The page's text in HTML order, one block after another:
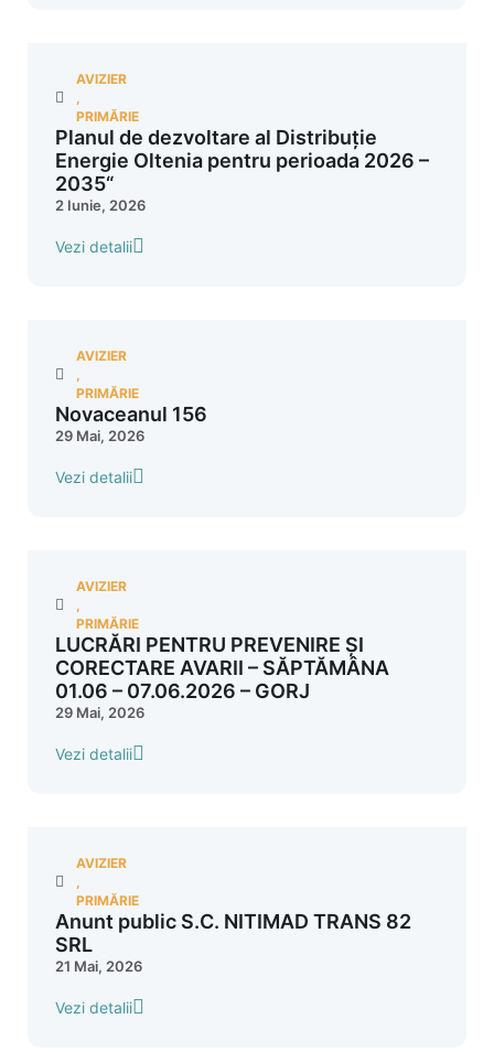
AVIZIER
,
PRIMĂRIE
Planul de dezvoltare al Distribuție
Energie Oltenia pentru perioada 2026 –
2035“
2 Iunie, 2026
Vezi detalii
AVIZIER
,
PRIMĂRIE
Novaceanul 156
29 Mai, 2026
Vezi detalii
AVIZIER
,
PRIMĂRIE
LUCRĂRI PENTRU PREVENIRE ȘI
CORECTARE AVARII – SĂPTĂMÂNA
01.06 – 07.06.2026 – GORJ
29 Mai, 2026
Vezi detalii
AVIZIER
,
PRIMĂRIE
Anunt public S.C. NITIMAD TRANS 82
SRL
21 Mai, 2026
Vezi detalii